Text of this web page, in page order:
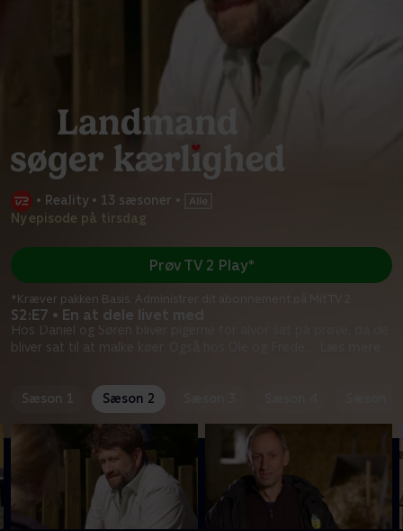
• Reality • 13 sæsoner •
Ny episode på tirsdag
S2:E7 • En at dele livet med
Hos Daniel og Søren bliver pigerne for alvor sat på prøve, da de
bliver sat til at malke køer. Også hos Ole og Frede
Prøv TV 2 Play*
*Kræver pakken Basis. Administrer dit abonnement på Mit TV 2.
Sæson 1 Sæson 2